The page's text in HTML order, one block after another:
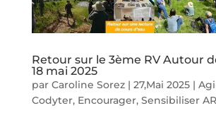
Retour sur le 3ème RV Autour
18 mai 2025
par Caroline Sorez| 27,Mai 2025|
Codyter, Encourager, Sensibiliser AR